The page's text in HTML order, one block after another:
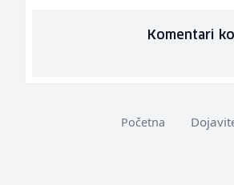
Komentari
Početna